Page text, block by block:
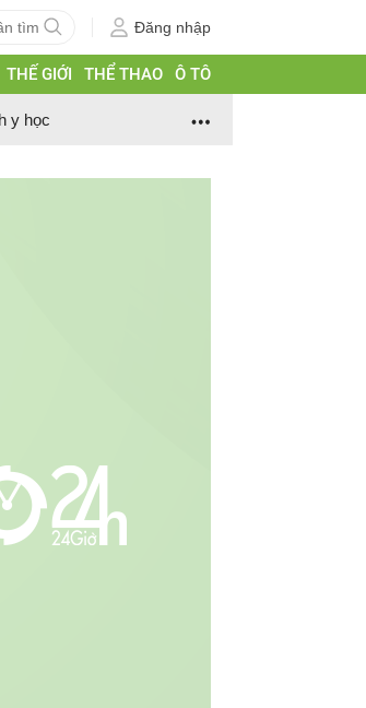
Đăng nhập
THẾ GIỚI THỂ THAO Ô TÔ
y học